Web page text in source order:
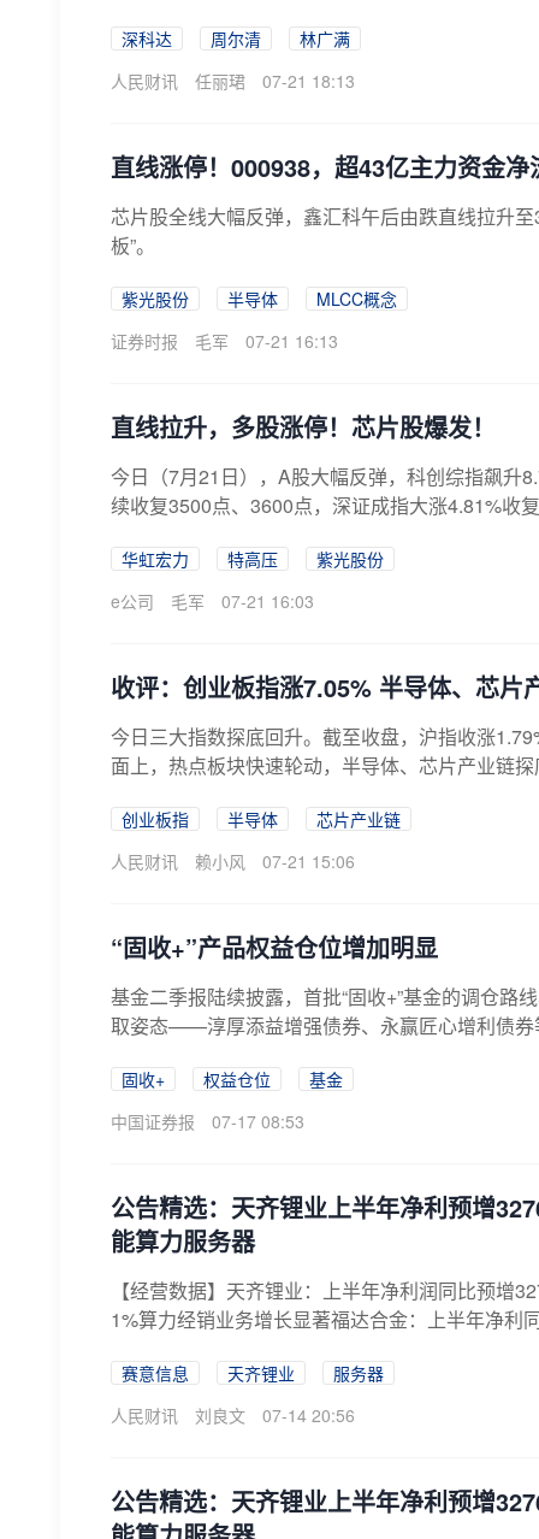
深科达 周尔清
林广满
人民财讯
任丽珺 07-21 18:13
直线涨停！000938，超43亿主力资金净
芯片股全线大幅反弹，鑫汇科午后由跌直线拉升
板”。
紫光股份 半导体
MLCC概念
证券时报
毛军 07-21 16:13
直线拉升，多股涨停！芯片股爆发！
今日（7月21日），A股大幅反弹，科创综指飙升
续收复3500点、3600点，深证成指大涨4.81%收
华虹宏力 特高压
紫光股份
e公司
毛军 07-21 16:03
收评：创业板指涨7.05% 半导体、芯片
今日三大指数探底回升。截至收盘，沪指收涨
面上，热点板块快速轮动，半导体、芯片产业链
创业板指 半导体
芯片产业链
人民财讯
赖小风 07-21 15:06
“固收+”产品权益仓位增加明显
基金二季报陆续披露，首批“固收+”基金的调仓
取姿态——淳厚添益增强债券、永赢匠心增利债券
固收+ 权益仓位
基金
中国证券报
07-17 08:53
公告精选：天齐锂业上半年净利预增
能算力服务器
【经营数据】天齐锂业：上半年净利润同比预
1%算力经销业务增长显著福达合金：上半年净利
赛意信息 天齐锂业
服务器
人民财讯
刘良文 07-14 20:56
公告精选：天齐锂业上半年净利预增